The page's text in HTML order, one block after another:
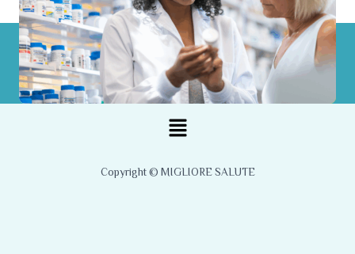
Menu
Copyright © MIGLIORE SALUTE